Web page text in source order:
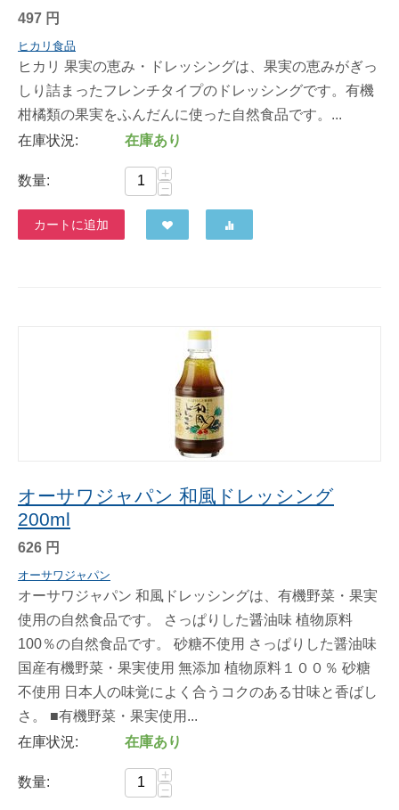
497 円
ヒカリ食品
ヒカリ 果実の恵み・ドレッシングは、果実の恵みがぎっ
しり詰まったフレンチタイプのドレッシングです。有機
柑橘類の果実をふんだんに使った自然食品です。...
在庫状況:
在庫あり
数量:
+
−
カートに追加
オーサワジャパン 和風ドレッシング
200ml
626 円
オーサワジャパン
オーサワジャパン 和風ドレッシングは、有機野菜・果実
使用の自然食品です。 さっぱりした醤油味 植物原料
100％の自然食品です。 砂糖不使用 さっぱりした醤油味
国産有機野菜・果実使用 無添加 植物原料１００％ 砂糖
不使用 日本人の味覚によく合うコクのある甘味と香ばし
さ。 ■有機野菜・果実使用...
在庫状況:
在庫あり
数量:
+
−